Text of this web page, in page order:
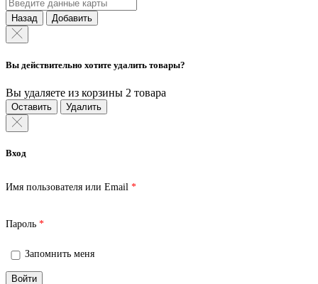
Назад Добавить
Вы действительно хотите удалить товары?
Вы удаляете из корзины 2 товара
Оставить Удалить
Вход
Имя пользователя или Email *
Пароль *
Запомнить меня
Войти